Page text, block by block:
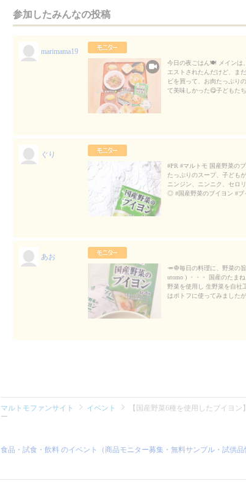
参加したみんなの投稿
marimama19
今日の夜ごはん🍽️ メインは
エストされたんだけど、ま
ビを買って、お肉たっぷり
て美味しかった😋子どもた
使うので、ブイヨンは初め
で、優しいスープが出来ま
め物にも使いやすそう😍お
ぐり
#PR #マルトモ 国産野菜の
たっぷりのスープ、子ども
ニンジン、ニンニク、セロ
◎ #国産野菜のブイヨン #ブ
あお
🥕🧅毎日の料理に、野菜の
utomo ) ・・・ 国産のたま
野菜を使用し 生野菜を自社
はポトフに使ってみました
う♪ 素材の美味しさを引き
気になる方はcheckし
マルトモファンサイト イベント
【国産野菜6種を使用したブイヨ
ー
食品・試食・飲料 のイベント（商品モニター募集・無料サンプル・試供品